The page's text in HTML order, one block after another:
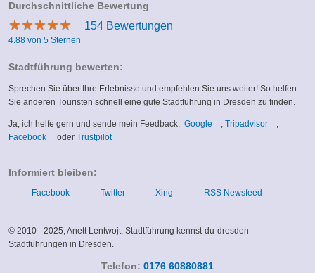
Durchschnittliche Bewertung
★★★★★
★★★★★ 154 Bewertungen
4.88 von 5 Sternen
Stadtführung bewerten:
Sprechen Sie über Ihre Erlebnisse und empfehlen Sie uns weiter! So helfen
Sie anderen Touristen schnell eine gute Stadtführung in Dresden zu finden.
Ja, ich helfe gern und sende mein Feedback.Google (link
,Tripadvisor(link,
Facebook(linkoder Trustpilot(link
Informiert bleiben:
Facebook Twitter Xing RSS Newsfeed
© 2010 - 2025, Anett Lentwojt, Stadtführung kennst-du-dresden –
Stadtführungen in Dresden.
Telefon: 0176 60880881